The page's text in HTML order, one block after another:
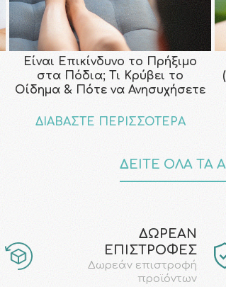
Είναι Επικίνδυνο το Πρήξιμο
στα Πόδια; Τι Κρύβει το
Οίδημα & Πότε να Ανησυχήσετε
ΔΙΑΒΑΣΤΕ ΠΕΡΙΣΣΟΤΕΡΑ
ΔΕΙΤΕ ΟΛΑ ΤΑ
ΔΩΡΕΑΝ
ΕΠΙΣΤΡΟΦΕΣ
Δωρεάν επιστροφή
προϊόντων